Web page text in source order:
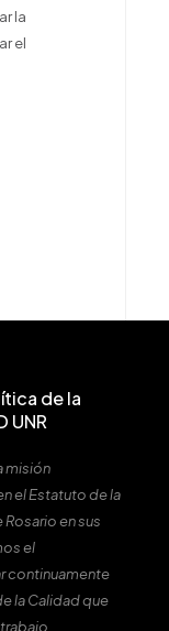
la
el
de la
UNR
misión
el Estatuto de la
en sus
el
continuamente
la Calidad que